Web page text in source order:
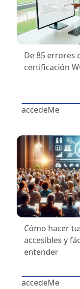
De 85 errores
certificación
accedeMe
Cómo hacer
accesibles y
entender
accedeMe